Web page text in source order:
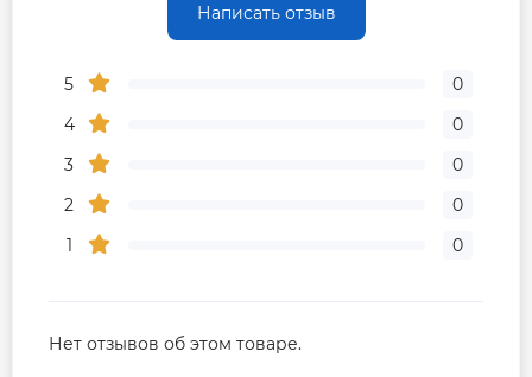
Написать отзыв
5
0
4
0
3
0
2
0
1
0
Нет отзывов об этом товаре.